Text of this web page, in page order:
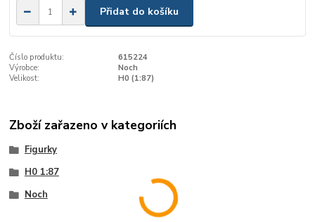
Přidat do košíku
Číslo produktu:
615224
Výrobce:
Noch
Velikost:
H0 (1:87)
Zboží zařazeno v kategoriích
Figurky
H0 1:87
Noch